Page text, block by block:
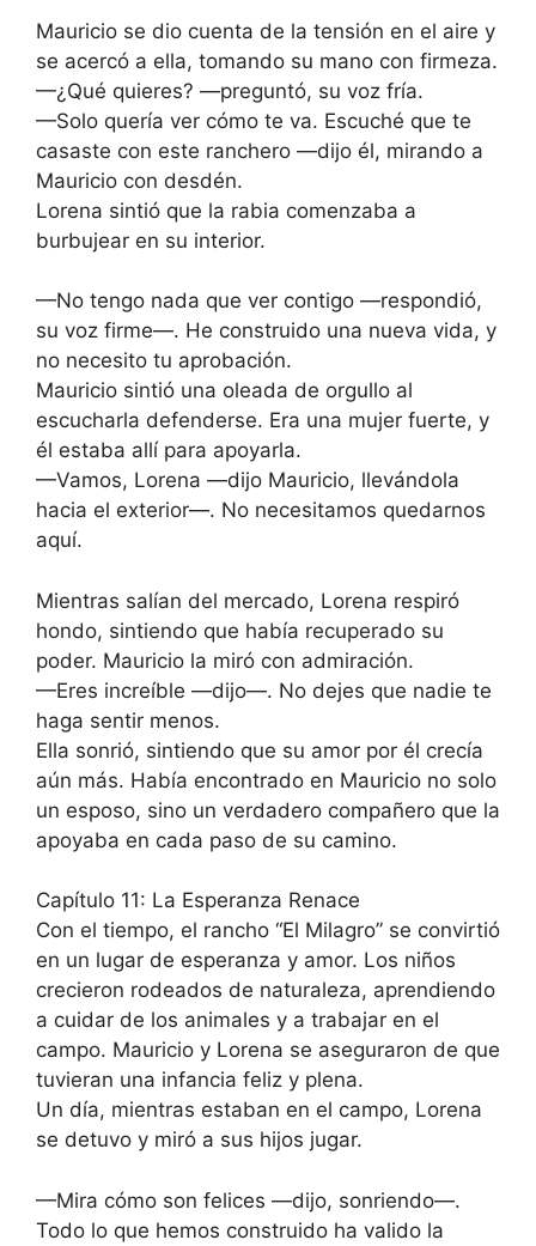
Mauricio se dio cuenta de la tensión en el aire y
se acercó a ella, tomando su mano con firmeza.
—¿Qué quieres? —preguntó, su voz fría.
—Solo quería ver cómo te va. Escuché que te
casaste con este ranchero —dijo él, mirando a
Mauricio con desdén.
Lorena sintió que la rabia comenzaba a
burbujear en su interior.
—No tengo nada que ver contigo —respondió,
su voz firme—. He construido una nueva vida, y
no necesito tu aprobación.
Mauricio sintió una oleada de orgullo al
escucharla defenderse. Era una mujer fuerte, y
él estaba allí para apoyarla.
—Vamos, Lorena —dijo Mauricio, llevándola
hacia el exterior—. No necesitamos quedarnos
aquí.
Mientras salían del mercado, Lorena respiró
hondo, sintiendo que había recuperado su
poder. Mauricio la miró con admiración.
—Eres increíble —dijo—. No dejes que nadie te
haga sentir menos.
Ella sonrió, sintiendo que su amor por él crecía
aún más. Había encontrado en Mauricio no solo
un esposo, sino un verdadero compañero que la
apoyaba en cada paso de su camino.
Capítulo 11: La Esperanza Renace
Con el tiempo, el rancho “El Milagro” se convirtió
en un lugar de esperanza y amor. Los niños
crecieron rodeados de naturaleza, aprendiendo
a cuidar de los animales y a trabajar en el
campo. Mauricio y Lorena se aseguraron de que
tuvieran una infancia feliz y plena.
Un día, mientras estaban en el campo, Lorena
se detuvo y miró a sus hijos jugar.
—Mira cómo son felices —dijo, sonriendo—.
Todo lo que hemos construido ha valido la